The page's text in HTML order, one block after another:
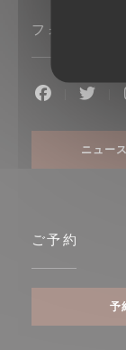
フォローして
ニュー
ご予約
予